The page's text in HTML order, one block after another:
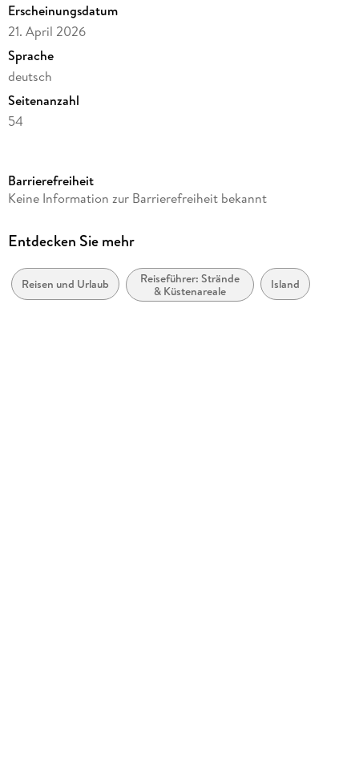
Erscheinungsdatum
21. April 2026
Sprache
deutsch
Seitenanzahl
54
Kamera/Fotos von
Verlag/Hersteller
Produktart
Kalender
Barrierefreiheit
Keine Information zur Barrierefreiheit bekannt
Entdecken Sie mehr
Reisen und Urlaub
Reiseführer: Strände
& Küstenareale
Island